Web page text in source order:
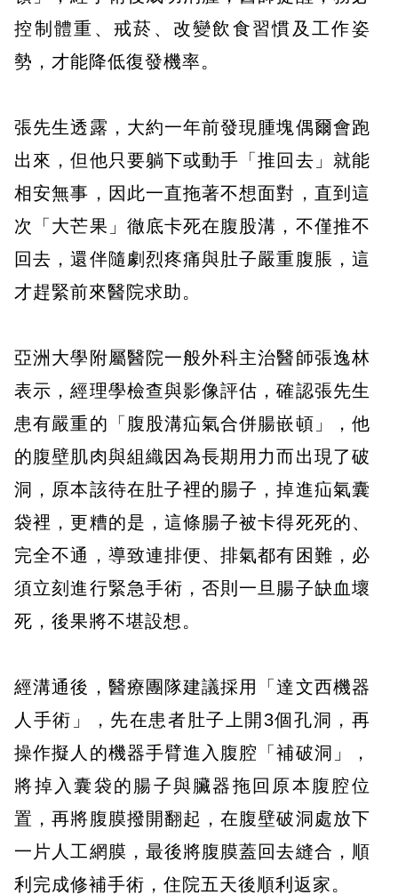
控制體重、戒菸、改變飲食習慣及工作姿
勢，才能降低復發機率。
張先生透露，大約一年前發現腫塊偶爾會跑
出來，但他只要躺下或動手「推回去」就能
相安無事，因此一直拖著不想面對，直到這
次「大芒果」徹底卡死在腹股溝，不僅推不
回去，還伴隨劇烈疼痛與肚子嚴重腹脹，這
才趕緊前來醫院求助。
亞洲大學附屬醫院一般外科主治醫師張逸林
表示，經理學檢查與影像評估，確認張先生
患有嚴重的「腹股溝疝氣合併腸嵌頓」，他
的腹壁肌肉與組織因為長期用力而出現了破
洞，原本該待在肚子裡的腸子，掉進疝氣囊
袋裡，更糟的是，這條腸子被卡得死死的、
完全不通，導致連排便、排氣都有困難，必
須立刻進行緊急手術，否則一旦腸子缺血壞
死，後果將不堪設想。
經溝通後，醫療團隊建議採用「達文西機器
人手術」，先在患者肚子上開3個孔洞，再
操作擬人的機器手臂進入腹腔「補破洞」，
將掉入囊袋的腸子與臟器拖回原本腹腔位
置，再將腹膜撥開翻起，在腹壁破洞處放下
一片人工網膜，最後將腹膜蓋回去縫合，順
利完成修補手術，住院五天後順利返家。